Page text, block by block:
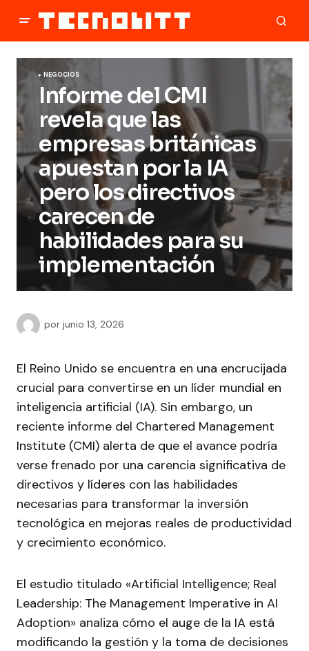
NEGOCIOS
Informe del CMI
revela que las
empresas británicas
apuestan por la IA
pero los directivos
carecen de
habilidades para su
implementación
por junio 13, 2026
El Reino Unido se encuentra en una encrucijada
crucial para convertirse en un líder mundial en
inteligencia artificial (IA). Sin embargo, un
reciente informe del Chartered Management
Institute (CMI) alerta de que el avance podría
verse frenado por una carencia significativa de
directivos y líderes con las habilidades
necesarias para transformar la inversión
tecnológica en mejoras reales de productividad
y crecimiento económico.
El estudio titulado «Artificial Intelligence; Real
Leadership: The Management Imperative in AI
Adoption» analiza cómo el auge de la IA está
modificando la gestión y la toma de decisiones